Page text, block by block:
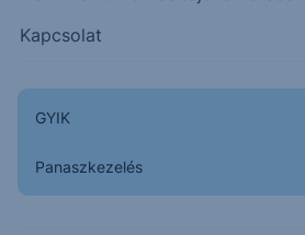
Kapcsolat
GYIK
Panaszkezelés
4400
4500